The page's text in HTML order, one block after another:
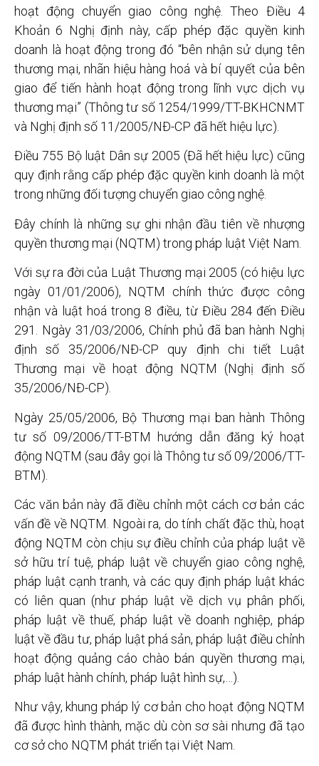
hoạt động chuyển giao công nghệ. Theo Điều 4
Khoản 6 Nghị định này, cấp phép đặc quyền kinh
doanh là hoạt động trong đó “bên nhận sử dụng tên
thương mại, nhãn hiệu hàng hoá và bí quyết của bên
giao để tiến hành hoạt động trong lĩnh vực dịch vụ
thương mại” (Thông tư số 1254/1999/TT-BKHCNMT
và Nghị định số 11/2005/NĐ-CP đã hết hiệu lực).
Điều 755 Bộ luật Dân sự 2005 (Đã hết hiệu lực) cũng
quy định rằng cấp phép đặc quyền kinh doanh là một
trong những đối tượng chuyển giao công nghệ.
Đây chính là những sự ghi nhận đầu tiên về nhượng
quyền thương mại (NQTM) trong pháp luật Việt Nam.
Với sự ra đời của Luật Thương mại 2005 (có hiệu lực
ngày 01/01/2006), NQTM chính thức được công
nhận và luật hoá trong 8 điều, từ Điều 284 đến Điều
291. Ngày 31/03/2006, Chính phủ đã ban hành Nghị
định số 35/2006/NĐ-CP quy định chi tiết Luật
Thương mại về hoạt động NQTM (Nghị định số
35/2006/NĐ-CP).
Ngày 25/05/2006, Bộ Thương mại ban hành Thông
tư số 09/2006/TT-BTM hướng dẫn đăng ký hoạt
động NQTM (sau đây gọi là Thông tư số 09/2006/TT-
BTM).
Các văn bản này đã điều chỉnh một cách cơ bản các
vấn đề về NQTM. Ngoài ra, do tính chất đặc thù, hoạt
động NQTM còn chịu sự điều chỉnh của pháp luật về
sở hữu trí tuệ, pháp luật về chuyển giao công nghệ,
pháp luật cạnh tranh, và các quy định pháp luật khác
có liên quan (như pháp luật về dịch vụ phân phối,
pháp luật về thuế, pháp luật về doanh nghiệp, pháp
luật về đầu tư, pháp luật phá sản, pháp luật điều chỉnh
hoạt động quảng cáo chào bán quyền thương mại,
pháp luật hành chính, pháp luật hình sự,…).
Như vậy, khung pháp lý cơ bản cho hoạt động NQTM
đã được hình thành, mặc dù còn sơ sài nhưng đã tạo
cơ sở cho NQTM phát triển tại Việt Nam.